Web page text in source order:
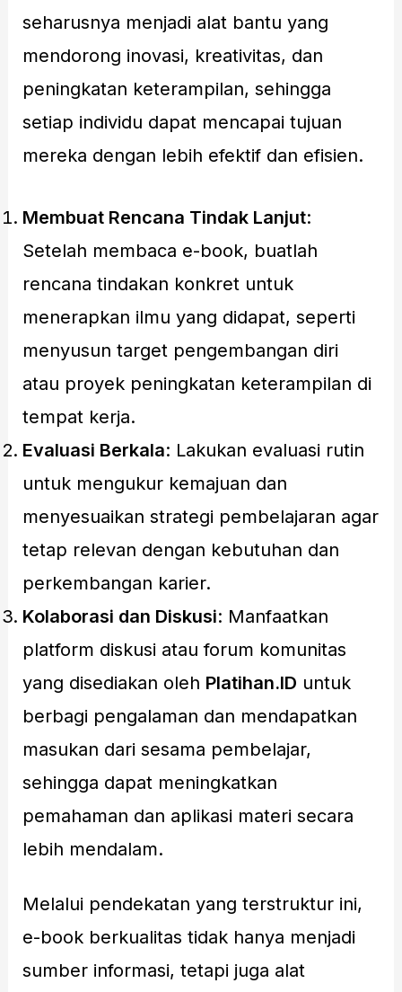
seharusnya menjadi alat bantu yang
mendorong inovasi, kreativitas, dan
peningkatan keterampilan, sehingga
setiap individu dapat mencapai tujuan
mereka dengan lebih efektif dan efisien.
Membuat Rencana Tindak Lanjut:
Setelah membaca e-book, buatlah
rencana tindakan konkret untuk
menerapkan ilmu yang didapat, seperti
menyusun target pengembangan diri
atau proyek peningkatan keterampilan di
tempat kerja.
Evaluasi Berkala: Lakukan evaluasi rutin
untuk mengukur kemajuan dan
menyesuaikan strategi pembelajaran agar
tetap relevan dengan kebutuhan dan
perkembangan karier.
Kolaborasi dan Diskusi: Manfaatkan
platform diskusi atau forum komunitas
yang disediakan oleh Platihan.ID untuk
berbagi pengalaman dan mendapatkan
masukan dari sesama pembelajar,
sehingga dapat meningkatkan
pemahaman dan aplikasi materi secara
lebih mendalam.
Melalui pendekatan yang terstruktur ini,
e-book berkualitas tidak hanya menjadi
sumber informasi, tetapi juga alat